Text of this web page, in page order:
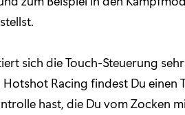
sich die Touch-Steuerung
Racing findest Du einen
hast, die Du vom Zocken